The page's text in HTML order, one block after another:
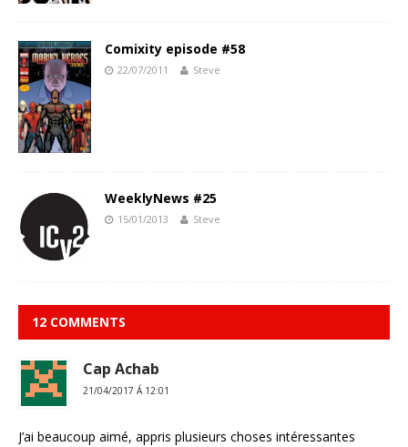
Comixity episode #58
22/07/2011 Steve
WeeklyNews #25
15/01/2013 Steve
12 COMMENTS
Cap Achab
21/04/2017 Á 12:01
J’ai beaucoup aimé, appris plusieurs choses intéressantes